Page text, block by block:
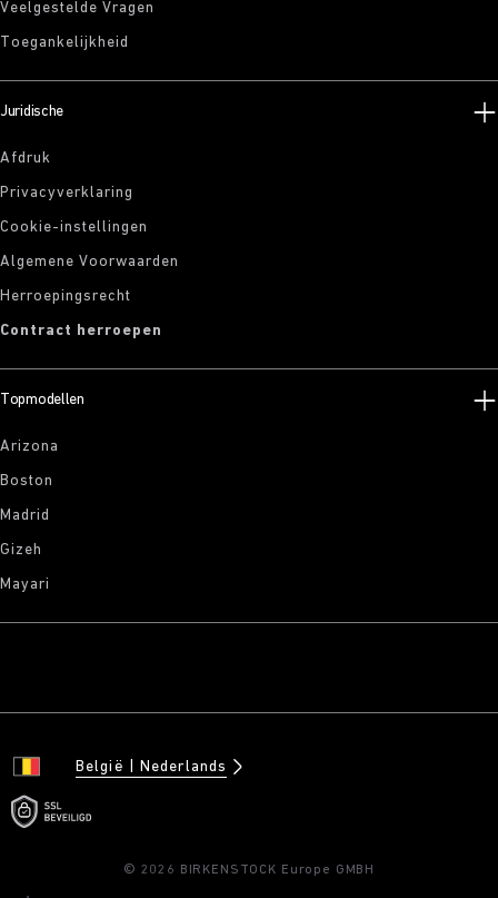
Veelgestelde Vragen
Toegankelijkheid
Juridische
Afdruk
Privacyverklaring
Cookie-instellingen
Algemene Voorwaarden
Herroepingsrecht
Contract herroepen
Topmodellen
Arizona
Boston
Madrid
Gizeh
Mayari
België Nederlands
© 2026 BIRKENSTOCK Europe GMBH